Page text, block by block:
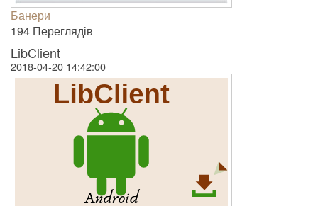
Банери
194 Пере­гля­дів
LibClient
2018-04-20 14:42:00